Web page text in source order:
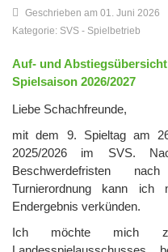
Geschrieben am 01. Juni 2026
Kategorie: SVS - Spielbetrieb
Auf- und
Spielsaison 2026/2027
Liebe Schachfreunde,
mit dem 9. Spieltag am
2025/2026 im SVS.
Beschwerdefristen
Turnierordnung kann ich
Endergebnis verkünden.
Ich möchte mich